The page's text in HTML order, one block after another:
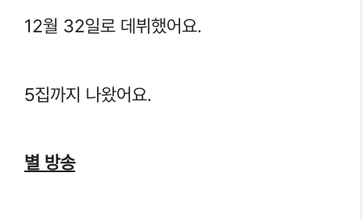
12월 32일로 데뷔했어요.
5집까지 나왔어요.
별 방송